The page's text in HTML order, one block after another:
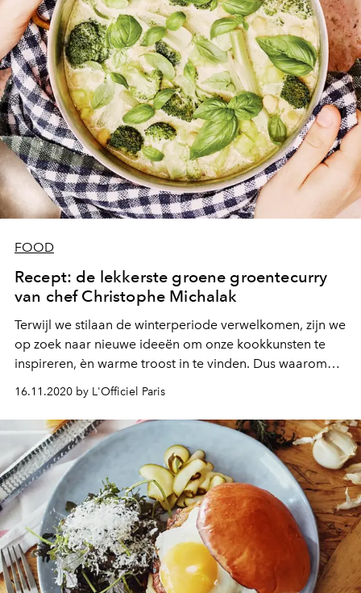
FOOD
Recept: de lekkerste groene groentecurry
van chef Christophe Michalak
Terwijl we stilaan de winterperiode verwelkomen, zijn we
op zoek naar nieuwe ideeën om onze kookkunsten te
inspireren, èn warme troost in te vinden. Dus waarom
niet deze groentecurry boordevol groen van chefkok
Christophe Michalak eens klaarmaken?
16.11.2020 by L'Officiel Paris